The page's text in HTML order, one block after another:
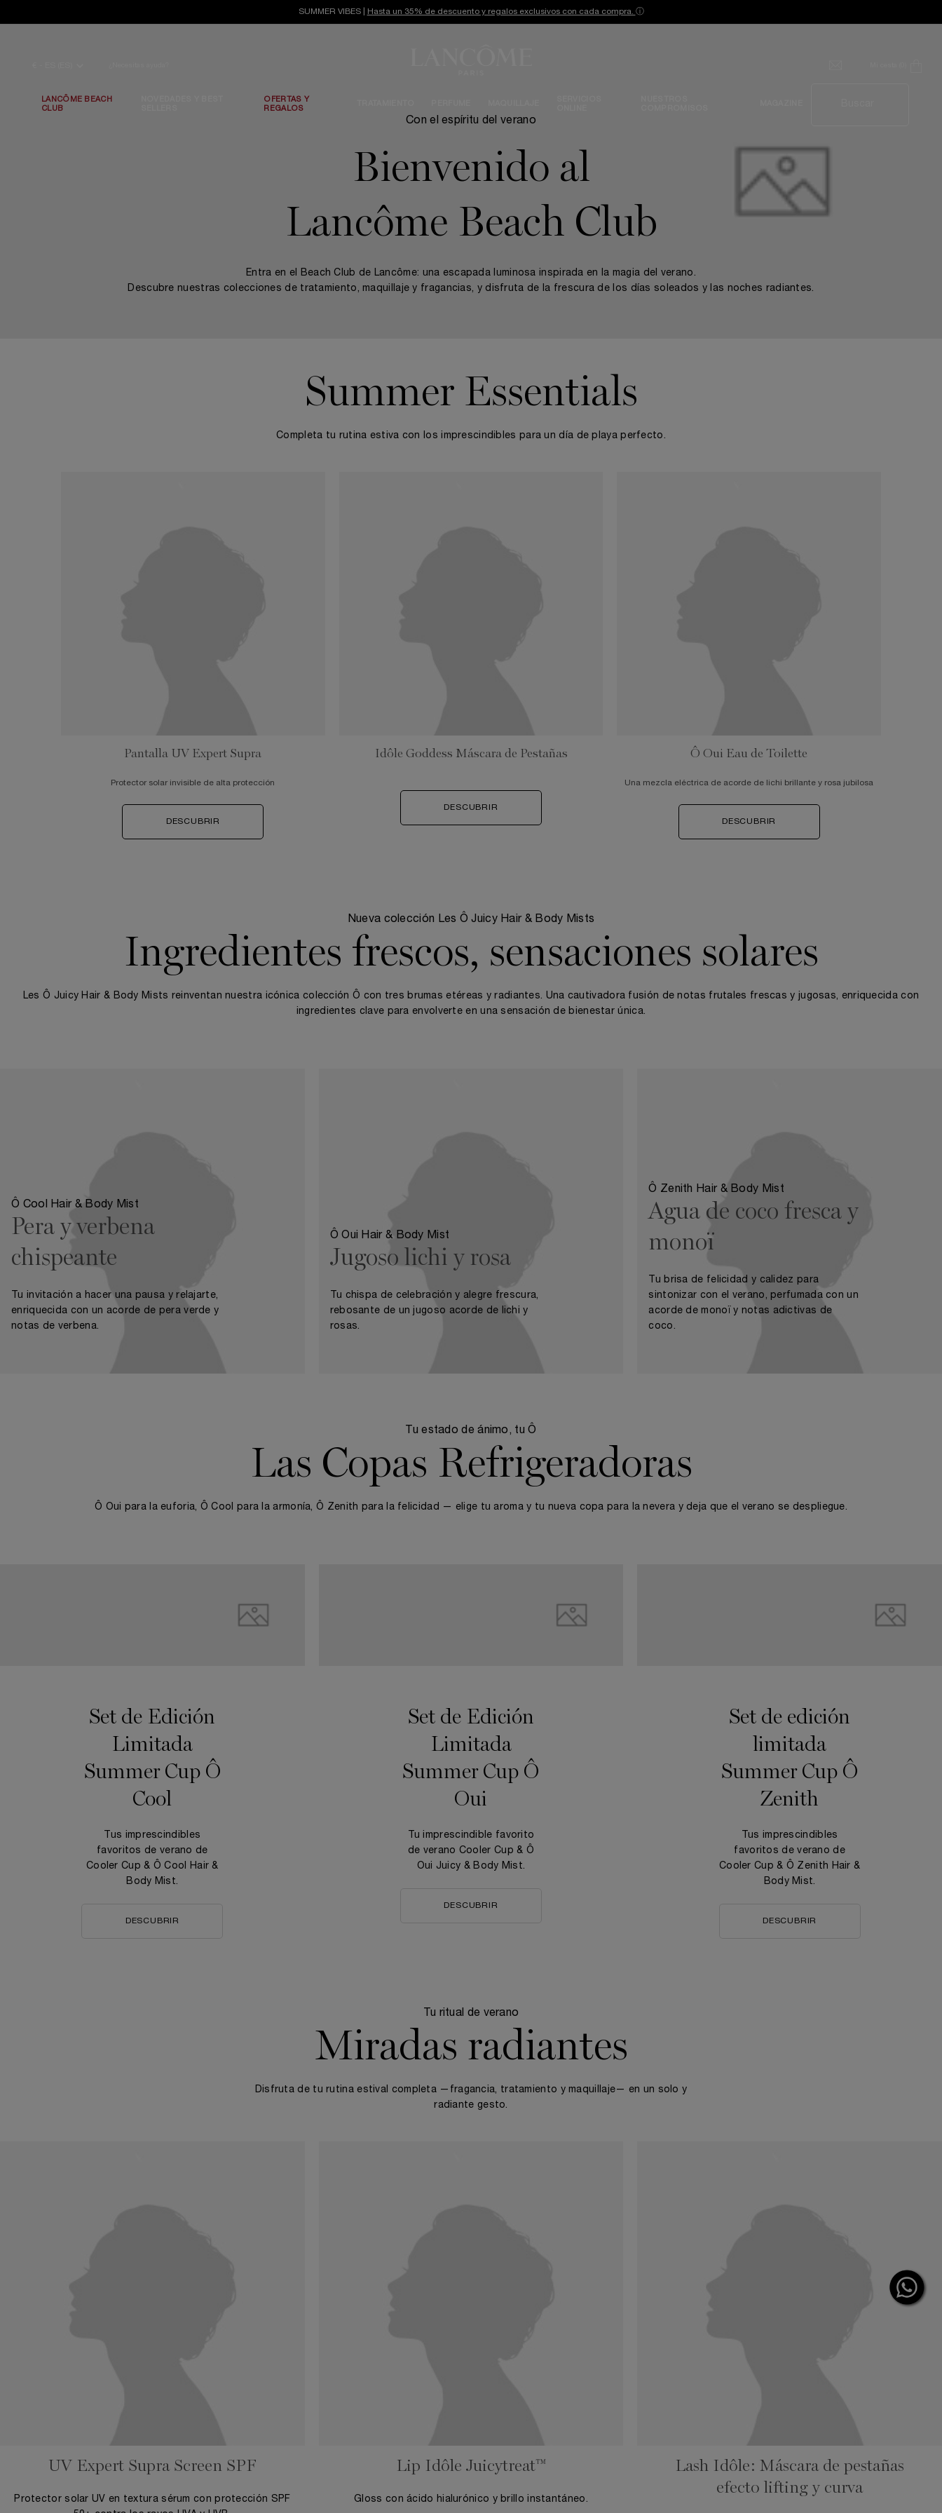
SUMMER VIBES | Hasta un 35% de descuento y regalos exclusivos con cada compra. ⓘ
LANCÔME BEACH
CLUB
OFERTAS Y
REGALOS
Con el espíritu del verano
Bienvenido al
Lancôme Beach Club
Entra en el Beach Club de Lancôme: una escapada luminosa inspirada en la magia del verano.
Descubre nuestras colecciones de tratamiento, maquillaje y fragancias, y disfruta de la frescura de los días soleados y las noches radiantes.
Summer Essentials
Completa tu rutina estiva con los imprescindibles para un día de playa perfecto.
Pantalla UV Expert Supra
Protector solar invisible de alta protección
DESCUBRIR
Idôle Goddess Máscara de Pestañas
DESCUBRIR
Ô Oui Eau de Toilette
Una mezcla eléctrica de acorde de lichi brillante y rosa jubilosa
DESCUBRIR
Nueva colección Les Ô Juicy Hair & Body Mists
Ingredientes frescos, sensaciones solares
Les Ô Juicy Hair & Body Mists reinventan nuestra icónica colección Ô con tres brumas etéreas y radiantes. Una cautivadora fusión de notas frutales frescas y jugosas, enriquecida con
ingredientes clave para envolverte en una sensación de bienestar única.
Ô Cool Hair & Body Mist
Pera y verbena
chispeante
Tu invitación a hacer una pausa y relajarte,
enriquecida con un acorde de pera verde y
notas de verbena.
Ô Oui Hair & Body Mist
Jugoso lichi y rosa
Tu chispa de celebración y alegre frescura,
rebosante de un jugoso acorde de lichi y
rosas.
Ô Zenith Hair & Body Mist
Agua de coco fresca y
monoï
Tu brisa de felicidad y calidez para
sintonizar con el verano, perfumada con un
acorde de monoï y notas adictivas de
coco.
Tu estado de ánimo, tu Ô
Las Copas Refrigeradoras
Ô Oui para la euforia, Ô Cool para la armonía, Ô Zenith para la felicidad — elige tu aroma y tu nueva copa para la nevera y deja que el verano se despliegue.
Set de Edición
Limitada
Summer Cup Ô
Cool
Tus imprescindibles
favoritos de verano de
Cooler Cup & Ô Cool Hair &
Body Mist.
DESCUBRIR
Set de Edición
Limitada
Summer Cup Ô
Oui
Tu imprescindible favorito
de verano Cooler Cup & Ô
Oui Juicy & Body Mist.
DESCUBRIR
Set de edición
limitada
Summer Cup Ô
Zenith
Tus imprescindibles
favoritos de verano de
Cooler Cup & Ô Zenith Hair &
Body Mist.
DESCUBRIR
Tu ritual de verano
Miradas radiantes
Disfruta de tu rutina estival completa —fragancia, tratamiento y maquillaje— en un solo y
radiante gesto.
UV Expert Supra Screen SPF
Protector solar UV en textura sérum con protección SPF
Lip Idôle Juicytreat™
Gloss con ácido hialurónico y brillo instantáneo.
Lash Idôle: Máscara de pestañas
efecto lifting y curva